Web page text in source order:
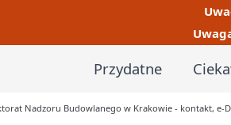
Przydatne
Nadzoru Budowlanego w Krakowie - kontakt, e-